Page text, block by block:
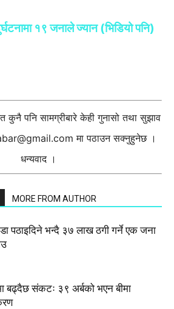
१९ जनाले ज्यान (भिडियो पनि)
कुनै पनि सामग्रीबारे केही गुनासो तथा सुझाव
मा पठाउन सक्नुहुनेछ ।
धन्यवाद ।
MORE FROM AUTHOR
पठाइदिने भन्दै ३७ लाख ठगी गर्ने एक जना
बढ्दैछ संकटः ३९ अर्बको भएन बीमा